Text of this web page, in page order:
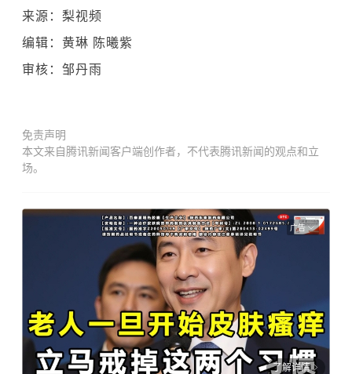
来源：梨视频
编辑：黄琳 陈曦紫
审核：邹丹雨
免责声明
本文来自腾讯新闻客户端创作者，不代表腾讯新闻的观点和立
场。
广告
了解详情